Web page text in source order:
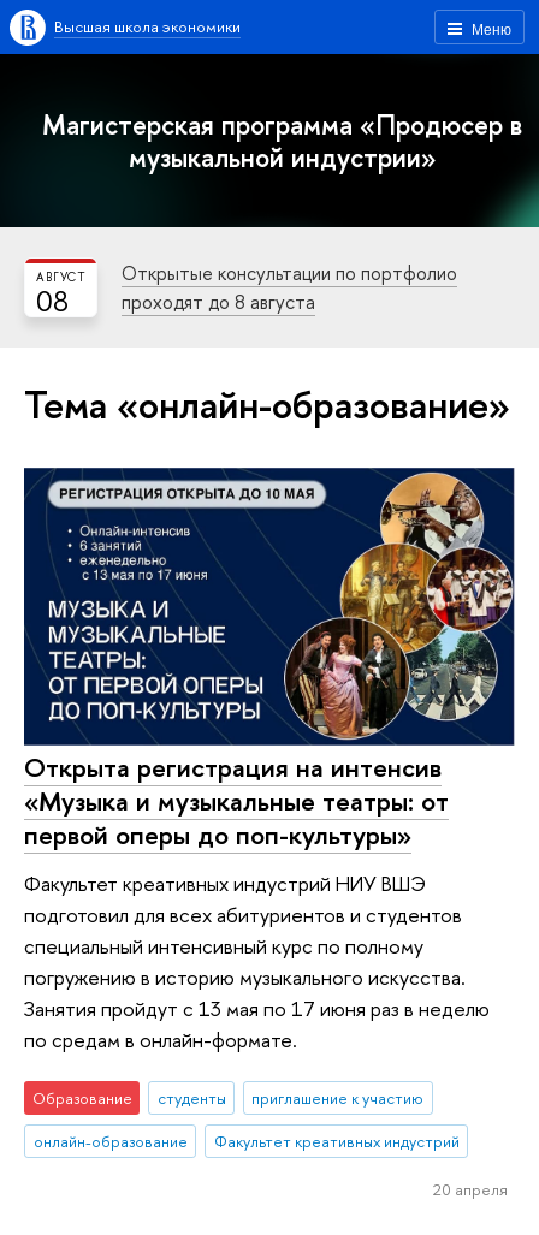
Меню
Высшая школа экономики
Магистерская программа «Продюсер в
музыкальной индустрии»
08
АВГУСТ
Открытые консультации по портфолио
проходят до 8 августа
Тема «онлайн-образование»
Открыта регистрация на интенсив
«Музыка и музыкальные театры: от
первой оперы до поп-культуры»
Факультет креативных индустрий НИУ ВШЭ
подготовил для всех абитуриентов и студентов
специальный интенсивный курс по полному
погружению в историю музыкального искусства.
Занятия пройдут с 13 мая по 17 июня раз в неделю
по средам в онлайн-формате.
Образование студенты
приглашение к участию
онлайн-образование
Факультет креативных индустрий
20 апреля